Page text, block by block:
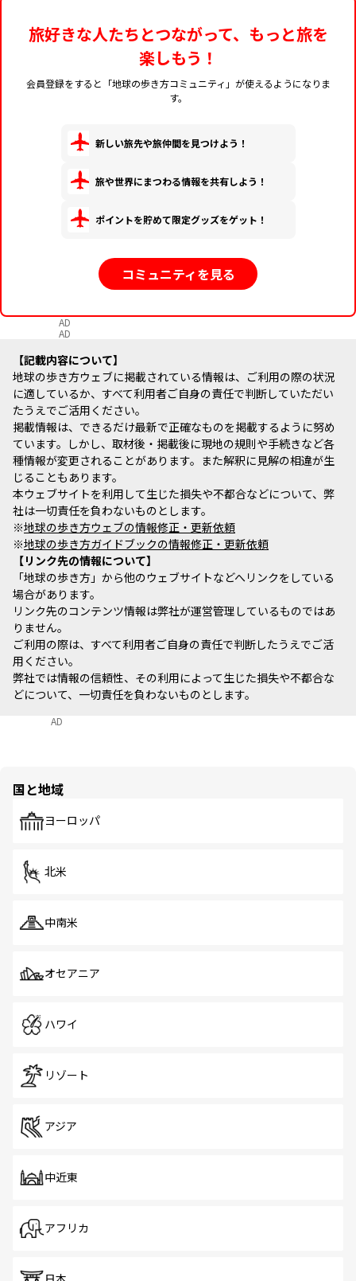
旅好きな人たちとつながって、もっと旅を
楽しもう！
会員登録をすると「地球の歩き方コミュニティ」が使えるようになりま
す。
新しい旅先や旅仲間を見つけよう！
旅や世界にまつわる情報を共有しよう！
ポイントを貯めて限定グッズをゲット！
コミュニティを見る
AD
AD
記載内容について
地球の歩き方ウェブに掲載されている情報は、ご利用の際の状況
に適しているか、すべて利用者ご自身の責任で判断していただい
たうえでご活用ください。
掲載情報は、できるだけ最新で正確なものを掲載するように努め
ています。しかし、取材後・掲載後に現地の規則や手続きなど各
種情報が変更されることがあります。また解釈に見解の相違が生
じることもあります。
本ウェブサイトを利用して生じた損失や不都合などについて、弊
社は一切責任を負わないものとします。
※地球の歩き方ウェブの情報修正・更新依頼
※地球の歩き方ガイドブックの情報修正・更新依頼
リンク先の情報について
「地球の歩き方」から他のウェブサイトなどへリンクをしている
場合があります。
リンク先のコンテンツ情報は弊社が運営管理しているものではあ
りません。
ご利用の際は、すべて利用者ご自身の責任で判断したうえでご活
用ください。
弊社では情報の信頼性、その利用によって生じた損失や不都合な
どについて、一切責任を負わないものとします。
AD
国と地域
ヨーロッパ
北米
中南米
オセアニア
ハワイ
リゾート
アジア
中近東
アフリカ